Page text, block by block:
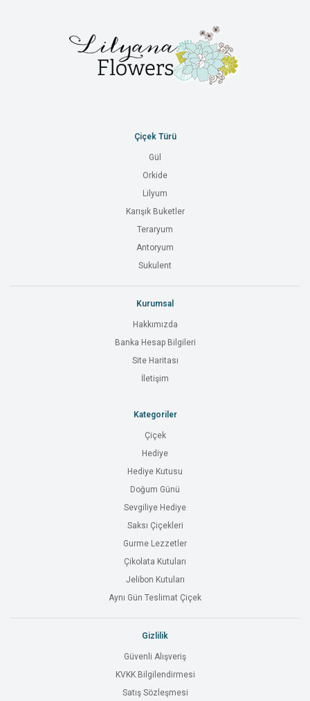
Çiçek Türü
Gül
Orkide
Lilyum
Karışık Buketler
Teraryum
Antoryum
Sukulent
Kurumsal
Hakkımızda
Banka Hesap Bilgileri
Site Haritası
İletişim
Kategoriler
Çiçek
Hediye
Hediye Kutusu
Doğum Günü
Sevgiliye Hediye
Saksı Çiçekleri
Gurme Lezzetler
Çikolata Kutuları
Jelibon Kutuları
Aynı Gün Teslimat Çiçek
Gizlilik
Güvenli Alışveriş
KVKK Bilgilendirmesi
Satış Sözleşmesi